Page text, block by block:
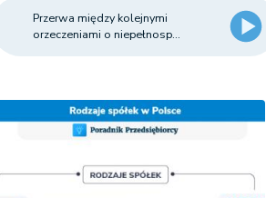
Przerwa między kolejnymi
orzeczeniami o niepełnosp...